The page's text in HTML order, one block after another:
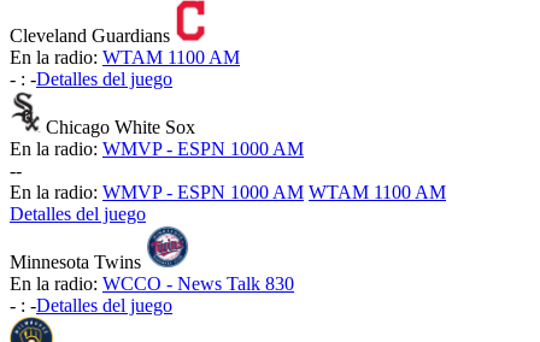
Cleveland Guardians
En la radio: WTAM 1100 AM
- : -Detalles del juego
Chicago White Sox
En la radio: WMVP - ESPN 1000 AM
--
En la radio: WMVP - ESPN 1000 AM WTAM 1100 AM
Detalles del juego
Minnesota Twins
En la radio: WCCO - News Talk 830
- : -Detalles del juego